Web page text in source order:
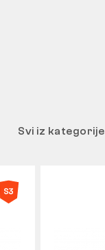
Svi iz kategorije